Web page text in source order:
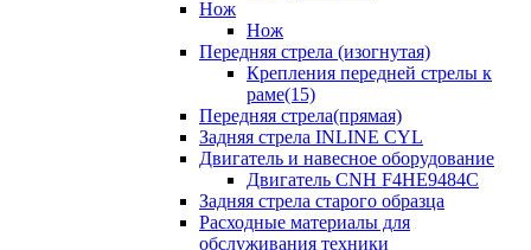
Нож
Нож
Передняя стрела (изогнутая)
Крепления передней стрелы к
раме(15)
Передняя стрела(прямая)
Задняя стрела INLINE CYL
Двигатель и навесное оборудование
Двигатель CNH F4HE9484C
Задняя стрела старого образца
Расходные материалы для
обслуживания техники